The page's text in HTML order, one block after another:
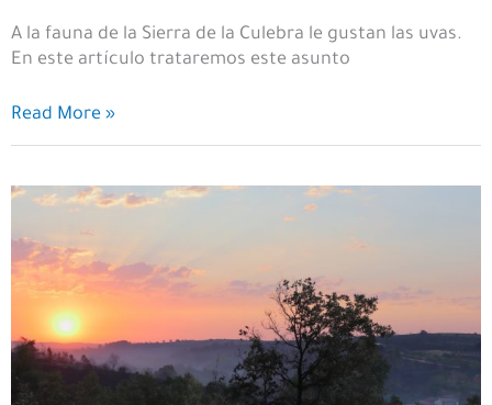
A la fauna de la Sierra de la Culebra le gustan las uvas.
En este artículo trataremos este asunto
La
fauna
las
Read More »